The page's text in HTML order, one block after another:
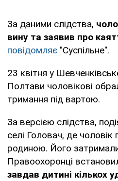
За даними слідства,
вину та заявив про
повідомляє "Суспільне".
23 квітня у
Полтави чоловікові
тримання під вартою.
За версією слідства,
селі Головач, де
родиною. Його
Правоохоронці
завдав дитині кількох